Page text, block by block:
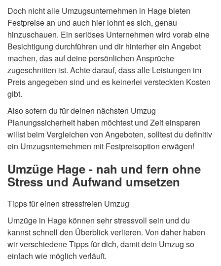
Doch nicht alle Umzugsunternehmen in Hage bieten
Festpreise an und auch hier lohnt es sich, genau
hinzuschauen. Ein seriöses Unternehmen wird vorab eine
Besichtigung durchführen und dir hinterher ein Angebot
machen, das auf deine persönlichen Ansprüche
zugeschnitten ist. Achte darauf, dass alle Leistungen im
Preis angegeben sind und es keinerlei versteckten Kosten
gibt.
Also sofern du für deinen nächsten Umzug
Planungssicherheit haben möchtest und Zeit einsparen
willst beim Vergleichen von Angeboten, solltest du definitiv
ein Umzugsnternehmen mit Festpreisoption erwägen!
Umzüge Hage - nah und fern ohne
Stress und Aufwand umsetzen
Tipps für einen stressfreien Umzug
Umzüge in Hage können sehr stressvoll sein und du
kannst schnell den Überblick verlieren. Von daher haben
wir verschiedene Tipps für dich, damit dein Umzug so
einfach wie möglich verläuft.